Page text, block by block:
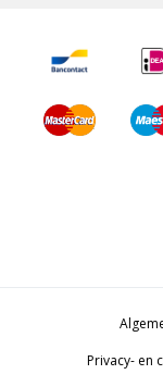
Privacy- en